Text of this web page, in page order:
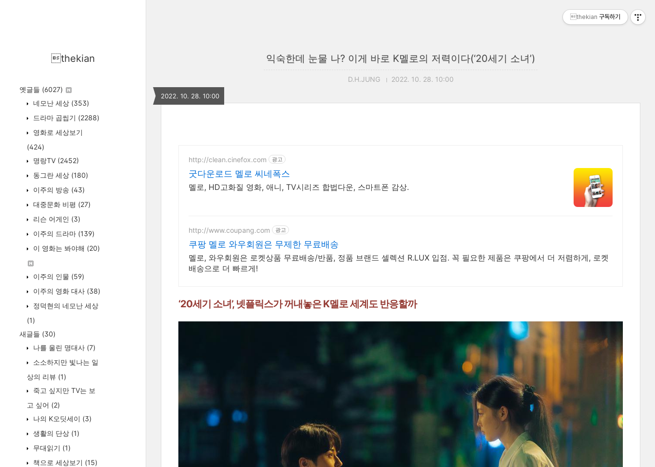
thekian
옛글들 (6027)
네모난 세상 (353)
드라마 곱씹기 (2288)
영화로 세상보기
(424)
명랑TV (2452)
동그란 세상 (180)
이주의 방송 (43)
대중문화 비평 (27)
리슨 어게인 (3)
이주의 드라마 (139)
이 영화는 봐야해 (20)
이주의 인물 (59)
이주의 영화 대사 (38)
정덕현의 네모난 세상
(1)
새글들 (30)
나를 울린 명대사 (7)
소소하지만 빛나는 일
상의 리뷰 (1)
죽고 싶지만 TV는 보
고 싶어 (2)
나의 K오딧세이 (3)
생활의 단상 (1)
무대읽기 (1)
책으로 세상보기 (15)
익숙한데 눈물 나? 이게 바로 K멜로의 저력이다(‘20세기 소녀’)
D.H.JUNG 2022. 10. 28. 10:00
2022. 10. 28. 10:00
http://clean.cinefox.com 광고
굿다운로드 멜로 씨네폭스
멜로, HD고화질 영화, 애니, TV시리즈 합법다운, 스마트폰 감상.
http://www.coupang.com 광고
쿠팡 멜로 와우회원은 무제한 무료배송
멜로, 와우회원은 로켓상품 무료배송/반품, 정품 브랜드 셀렉션 R.LUX 입점. 꼭 필요한 제품은 쿠팡에서 더 저렴하게, 로켓
배송으로 더 빠르게!
‘20세기 소녀’, 넷플릭스가 꺼내놓은 K멜로 세계도 반응할까
thekian 구독하기